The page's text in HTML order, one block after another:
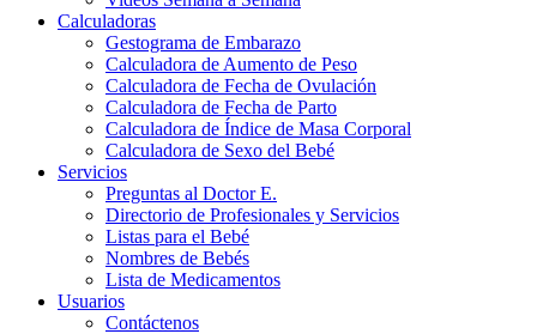
Calculadoras
Gestograma de Embarazo
Calculadora de Aumento de Peso
Calculadora de Fecha de Ovulación
Calculadora de Fecha de Parto
Calculadora de Índice de Masa Corporal
Calculadora de Sexo del Bebé
Servicios
Preguntas al Doctor E.
Directorio de Profesionales y Servicios
Listas para el Bebé
Nombres de Bebés
Lista de Medicamentos
Usuarios
Contáctenos